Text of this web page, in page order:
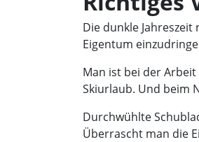
Die dunkle
Eigentum
Man ist bei der
Skiurlaub. Und beim
Durchwühlte
Überrascht man die